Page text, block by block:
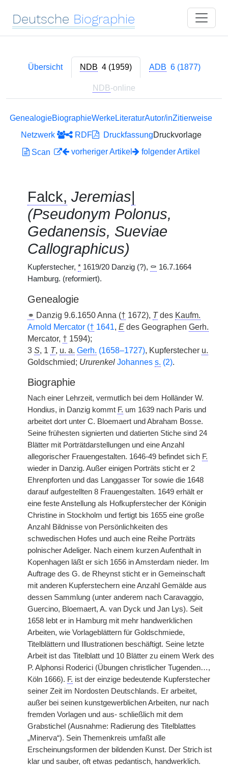
Deutsche Biographie
Übersicht NDB 4 (1959) ADB 6 (1877)
NDB-online
GenealogieBiographieWerkeLiteraturAutor/inZitierweise
Netzwerk
RDF DruckfassungDruckvorlage
Scan
vorheriger Artikel folgender Artikel
Falck, Jeremias|
(Pseudonym Polonus,
Gedanensis, Sueviae
Callographicus)
Kupferstecher, * 1619/20 Danzig (?), ⚰ 16.7.1664
Hamburg. (reformiert).
Genealogie
⚭ Danzig 9.6.1650 Anna († 1672), Tdes Kaufm.
Arnold Mercator († 1641, E des Geographen Gerh.
Mercator, † 1594);
3 S, 1 T, u. a. Gerh. (1658–1727), Kupferstecher u.
Goldschmied; Ururenkel Johannes s. (2).
Biographie
Nach einer Lehrzeit, vermutlich bei dem Holländer W.
Hondius, in Danzig kommt F. um 1639 nach Paris und
arbeitet dort unter C. Bloemaert und Abraham Bosse.
Seine frühesten signierten und datierten Stiche sind 24
Blätter mit Porträtdarstellungen und eine Anzahl
allegorischer Frauengestalten. 1646-49 befindet sich F.
wieder in Danzig. Außer einigen Porträts sticht er 2
Ehrenpforten und das Langgasser Tor sowie die 1648
darauf aufgestellten 8 Frauengestalten. 1649 erhält er
eine feste Anstellung als Hofkupferstecher der Königin
Christine in Stockholm und fertigt bis 1655 eine große
Anzahl Bildnisse von Persönlichkeiten des
schwedischen Hofes und auch eine Reihe Porträts
polnischer Adeliger. Nach einem kurzen Aufenthalt in
Kopenhagen läßt er sich 1656 in Amsterdam nieder. Im
Auftrage des G. de Rheynst sticht er in Gemeinschaft
mit anderen Kupferstechern eine Anzahl Gemälde aus
dessen Sammlung (unter anderem nach Caravaggio,
Guercino, Bloemaert, A. van Dyck und Jan Lys). Seit
1658 lebt er in Hamburg mit mehr handwerklichen
Arbeiten, wie Vorlageblättern für Goldschmiede,
Titelblättern und Illustrationen beschäftigt. Seine letzte
Arbeit ist das Titelblatt und 10 Blätter zu einem Werk des
P. Alphonsi Roderici (Übungen christlicher Tugenden…,
Köln 1666). F. ist der einzige bedeutende Kupferstecher
seiner Zeit im Nordosten Deutschlands. Er arbeitet,
außer bei seinen kunstgewerblichen Arbeiten, nur nach
fremden Vorlagen und aus- schließlich mit dem
Grabstichel (Ausnahme: Radierung des Titelblattes
„Minerva“). Sein Themenkreis umfaßt alle
Erscheinungsformen der bildenden Kunst. Der Strich ist
klar und sauber, oft etwas pedantisch, handwerklich.